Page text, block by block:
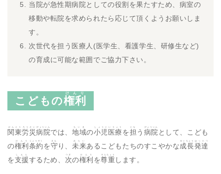
当院が急性期病院としての役割を果たすため、病室の
移動や転院を求められたら応じて頂くようお願いしま
す。
次世代を担う医療人(医学生、看護学生、研修生など)
の育成に可能な範囲でご協力下さい。
こどもの権利
けんり
関東
かんとう
労災
ろうさい
病院
びょういん
では、地域
ちいき
の小児
しょうに
医療
いりょう
を担
にな
う 病院
びょういん
として、こども
の権利
けんり
条約
じょうやく
を守
まも
り、 未来
みらい
あるこどもたちのすこやかな成長
せいちょう
発達
はったつ
を支援
しえん
するため、 次
つぎ
の権利
けんり
を尊重
そんちょう
します。